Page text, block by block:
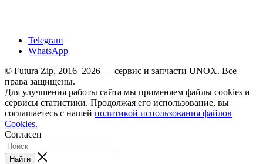
Telegram
WhatsApp
© Futura Zip, 2016–2026 — сервис и запчасти UNOX. Все
права защищены.
Для улучшения работы сайта мы применяем файлы cookies и
сервисы статистики. Продолжая его использование, вы
соглашаетесь с нашей политикой использования файлов
Cookies.
Согласен
Найти